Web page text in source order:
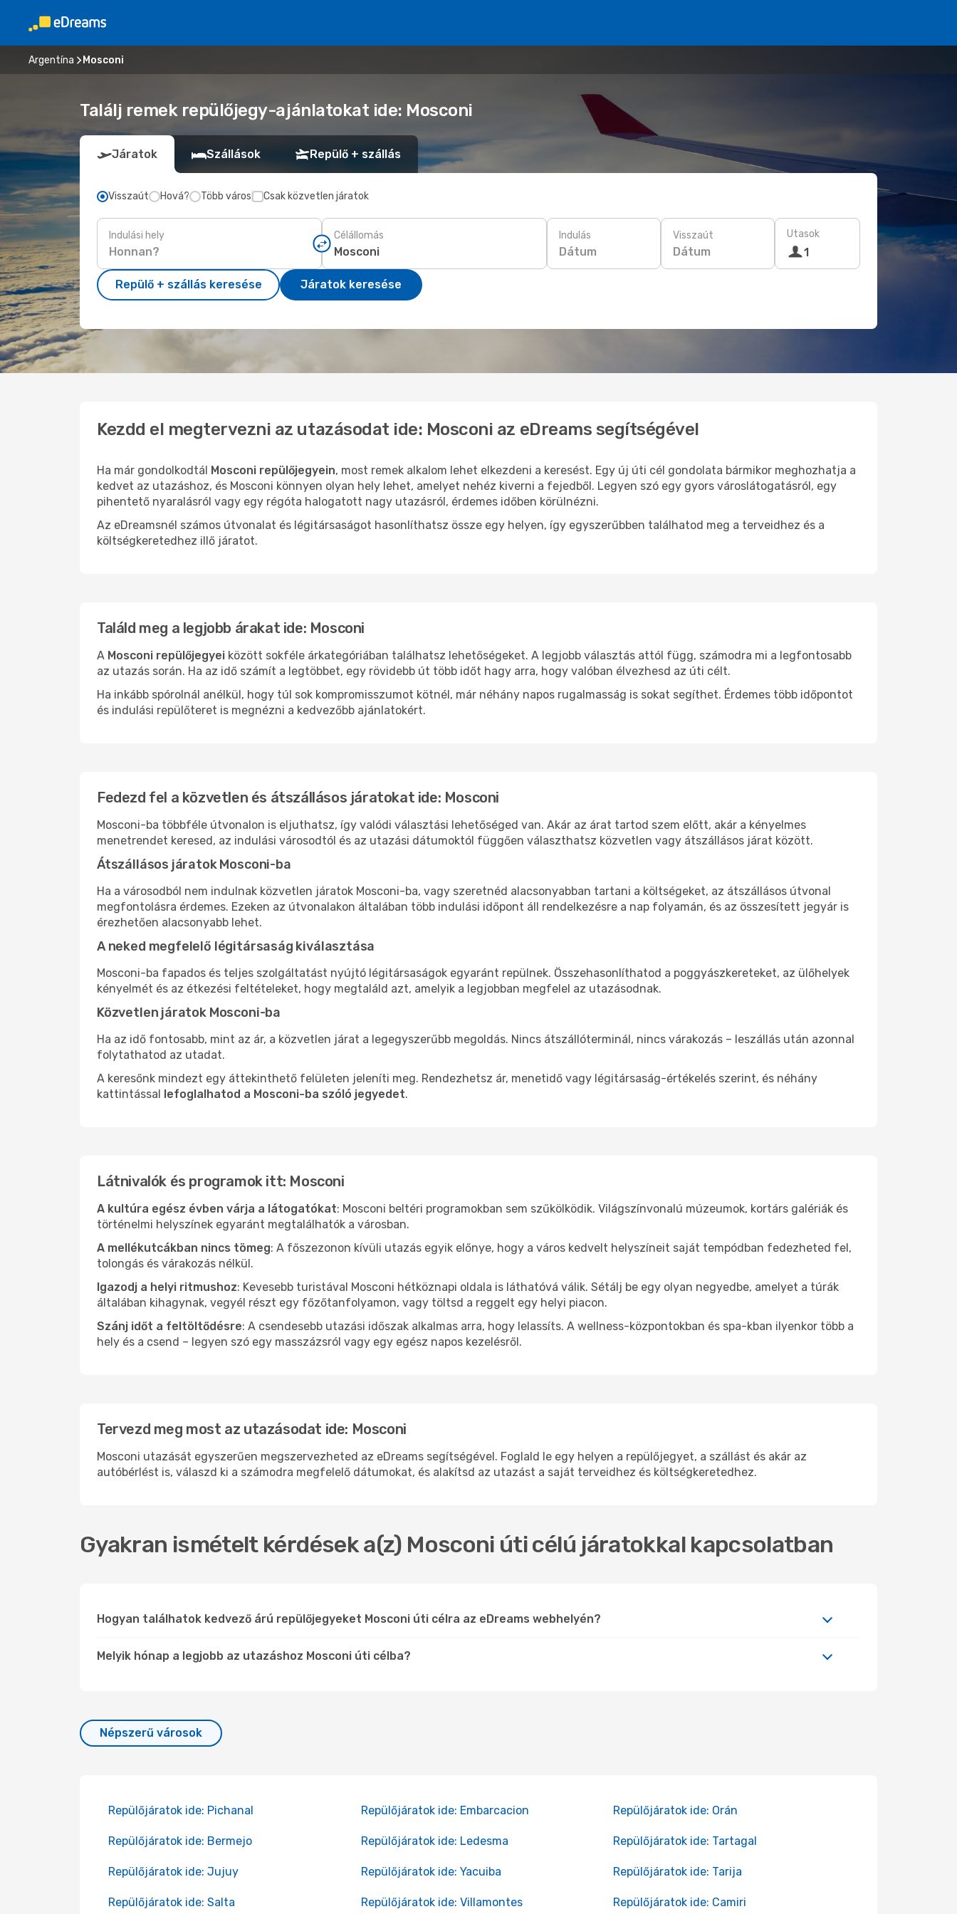
Argentína Mosconi
Találj remek repülőjegy-ajánlatokat ide: Mosconi
Járatok Szállások Repülő + szállás
Visszaút Hová? Több város Csak közvetlen járatok
Indulási hely Célállomás Indulás
Dátum
Visszaút
Dátum
Utasok
1
Repülő + szállás keresése Járatok keresése
Kezdd el megtervezni az utazásodat ide: Mosconi az eDreams segítségével
Ha már gondolkodtál Mosconi repülőjegyein, most remek alkalom lehet elkezdeni a keresést. Egy új úti cél gondolata bármikor meghozhatja a
kedvet az utazáshoz, és Mosconi könnyen olyan hely lehet, amelyet nehéz kiverni a fejedből. Legyen szó egy gyors városlátogatásról, egy
pihentető nyaralásról vagy egy régóta halogatott nagy utazásról, érdemes időben körülnézni.
Az eDreamsnél számos útvonalat és légitársaságot hasonlíthatsz össze egy helyen, így egyszerűbben találhatod meg a terveidhez és a
költségkeretedhez illő járatot.
Találd meg a legjobb árakat ide: Mosconi
A Mosconi repülőjegyei között sokféle árkategóriában találhatsz lehetőségeket. A legjobb választás attól függ, számodra mi a legfontosabb
az utazás során. Ha az idő számít a legtöbbet, egy rövidebb út több időt hagy arra, hogy valóban élvezhesd az úti célt.
Ha inkább spórolnál anélkül, hogy túl sok kompromisszumot kötnél, már néhány napos rugalmasság is sokat segíthet. Érdemes több időpontot
és indulási repülőteret is megnézni a kedvezőbb ajánlatokért.
Fedezd fel a közvetlen és átszállásos járatokat ide: Mosconi
Mosconi-ba többféle útvonalon is eljuthatsz, így valódi választási lehetőséged van. Akár az árat tartod szem előtt, akár a kényelmes
menetrendet keresed, az indulási városodtól és az utazási dátumoktól függően választhatsz közvetlen vagy átszállásos járat között.
Átszállásos járatok Mosconi-ba
Ha a városodból nem indulnak közvetlen járatok Mosconi-ba, vagy szeretnéd alacsonyabban tartani a költségeket, az átszállásos útvonal
megfontolásra érdemes. Ezeken az útvonalakon általában több indulási időpont áll rendelkezésre a nap folyamán, és az összesített jegyár is
érezhetően alacsonyabb lehet.
A neked megfelelő légitársaság kiválasztása
Mosconi-ba fapados és teljes szolgáltatást nyújtó légitársaságok egyaránt repülnek. Összehasonlíthatod a poggyászkereteket, az ülőhelyek
kényelmét és az étkezési feltételeket, hogy megtaláld azt, amelyik a legjobban megfelel az utazásodnak.
Közvetlen járatok Mosconi-ba
Ha az idő fontosabb, mint az ár, a közvetlen járat a legegyszerűbb megoldás. Nincs átszállóterminál, nincs várakozás – leszállás után azonnal
folytathatod az utadat.
A keresőnk mindezt egy áttekinthető felületen jeleníti meg. Rendezhetsz ár, menetidő vagy légitársaság-értékelés szerint, és néhány
kattintással lefoglalhatod a Mosconi-ba szóló jegyedet.
Látnivalók és programok itt: Mosconi
A kultúra egész évben várja a látogatókat: Mosconi beltéri programokban sem szűkölködik. Világszínvonalú múzeumok, kortárs galériák és
történelmi helyszínek egyaránt megtalálhatók a városban.
A mellékutcákban nincs tömeg: A főszezonon kívüli utazás egyik előnye, hogy a város kedvelt helyszíneit saját tempódban fedezheted fel,
tolongás és várakozás nélkül.
Igazodj a helyi ritmushoz: Kevesebb turistával Mosconi hétköznapi oldala is láthatóvá válik. Sétálj be egy olyan negyedbe, amelyet a túrák
általában kihagynak, vegyél részt egy főzőtanfolyamon, vagy töltsd a reggelt egy helyi piacon.
Szánj időt a feltöltődésre: A csendesebb utazási időszak alkalmas arra, hogy lelassíts. A wellness-központokban és spa-kban ilyenkor több a
hely és a csend – legyen szó egy masszázsról vagy egy egész napos kezelésről.
Tervezd meg most az utazásodat ide: Mosconi
Mosconi utazását egyszerűen megszervezheted az eDreams segítségével. Foglald le egy helyen a repülőjegyet, a szállást és akár az
autóbérlést is, válaszd ki a számodra megfelelő dátumokat, és alakítsd az utazást a saját terveidhez és költségkeretedhez.
Gyakran ismételt kérdések a(z) Mosconi úti célú járatokkal kapcsolatban
Hogyan találhatok kedvező árú repülőjegyeket Mosconi úti célra az eDreams webhelyén?
Melyik hónap a legjobb az utazáshoz Mosconi úti célba?
Népszerű városok
Repülőjáratok ide: Pichanal Repülőjáratok ide: Embarcacion Repülőjáratok ide: Orán
Repülőjáratok ide: Bermejo Repülőjáratok ide: Ledesma Repülőjáratok ide: Tartagal
Repülőjáratok ide: Jujuy Repülőjáratok ide: Yacuiba Repülőjáratok ide: Tarija
Repülőjáratok ide: Salta Repülőjáratok ide: Villamontes Repülőjáratok ide: Camiri